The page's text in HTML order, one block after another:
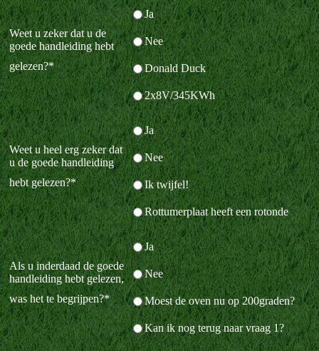
Weet u zeker dat u de
goede handleiding hebt
gelezen?*
Ja
Nee
Donald Duck
2x8V/345KWh
Weet u heel erg zeker dat
u de goede handleiding
hebt gelezen?*
Ja
Nee
Ik twijfel!
Rottumerplaat heeft een rotonde
Als u inderdaad de goede
handleiding hebt gelezen,
was het te begrijpen?*
Ja
Nee
Moest de oven nu op 200graden?
Kan ik nog terug naar vraag 1?